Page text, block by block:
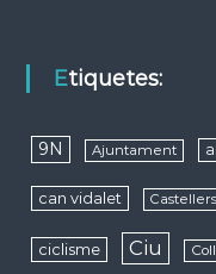
Etiquetes:
9N Ajuntament
can vidalet Castellers
ciclisme Ciu